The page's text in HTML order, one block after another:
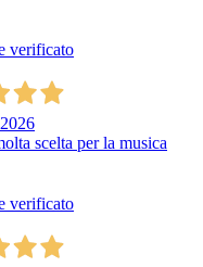
verificato
scelta per la musica
verificato